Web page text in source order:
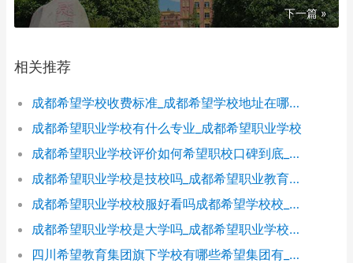
下一篇 »
相关推荐
成都希望学校收费标准_成都希望学校地址在哪里呀
成都希望职业学校有什么专业_成都希望职业学校
成都希望职业学校评价如何希望职校口碑到底_成都希望职业学校烹饪专业
成都希望职业学校是技校吗_成都希望职业教育学校
成都希望职业学校校服好看吗成都希望学校校_成都希望职业学校官网
成都希望职业学校是大学吗_成都希望职业学校官网
四川希望教育集团旗下学校有哪些希望集团有_四川希望教育集团官网